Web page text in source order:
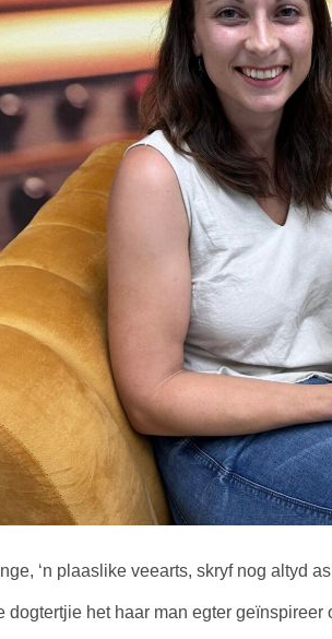
‘n plaaslike veearts, skryf nog altyd
dogtertjie het haar man egter